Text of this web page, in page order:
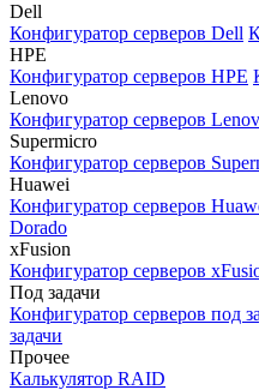
Dell
Конфигуратор серверов Dell
HPE
Конфигуратор серверов HPE
Lenovo
Конфигуратор серверов
Supermicro
Конфигуратор серверов
Huawei
Конфигуратор серверов
Dorado
xFusion
Конфигуратор серверов
Под задачи
Конфигуратор серверов под
задачи
Прочее
Калькулятор RAID